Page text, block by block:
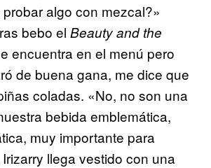
algo con mezcal?»
bebo el Beauty and the
encuentra en el menú pero
de buena gana, me dice que
coladas. «No, no son una
bebida emblemática,
muy importante para
llega vestido con una